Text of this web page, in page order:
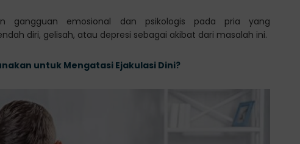
gangguan emosional dan psikologis pada pria yang
diri, gelisah, atau depresi sebagai akibat dari masalah ini.
untuk Mengatasi Ejakulasi Dini?